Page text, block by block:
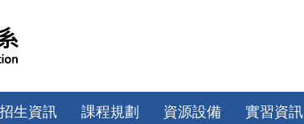
招生資訊 課程規劃 資源設備 實習資訊